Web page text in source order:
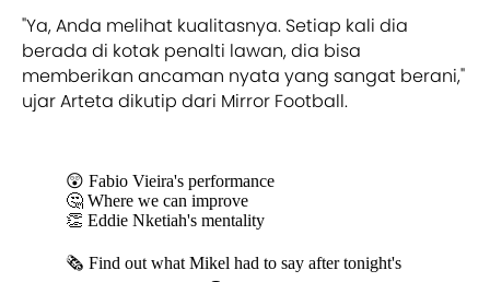
"Ya, Anda melihat kualitasnya. Setiap kali dia
berada di kotak penalti lawan, dia bisa
memberikan ancaman nyata yang sangat berani,"
ujar Arteta dikutip dari Mirror Football.
😲 Fabio Vieira's performance
🤔 Where we can improve
👏 Eddie Nketiah's mentality
🗞 Find out what Mikel had to say after tonight's